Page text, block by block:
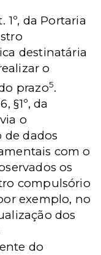
1º, da Portaria
destinatária
o
prazo5.
§1º, da
o
dados
com o
os
compulsório
exemplo, no
dos
do